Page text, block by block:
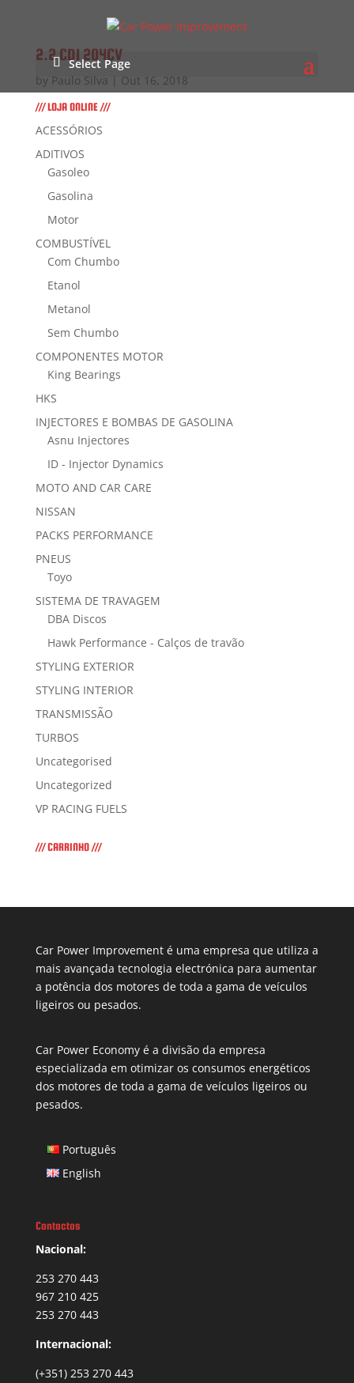
Select Page
2.2 CDI 204CV
by Paulo Silva Out 16, 2018
/// LOJA ONLINE ///
ACESSÓRIOS
ADITIVOS
Gasoleo
Gasolina
Motor
COMBUSTÍVEL
Com Chumbo
Etanol
Metanol
Sem Chumbo
COMPONENTES MOTOR
King Bearings
HKS
INJECTORES E BOMBAS DE GASOLINA
Asnu Injectores
ID - Injector Dynamics
MOTO AND CAR CARE
NISSAN
PACKS PERFORMANCE
PNEUS
Toyo
SISTEMA DE TRAVAGEM
DBA Discos
Hawk Performance - Calços de travão
STYLING EXTERIOR
STYLING INTERIOR
TRANSMISSÃO
TURBOS
Uncategorised
Uncategorized
VP RACING FUELS
/// CARRINHO ///
Car Power Improvement é uma empresa que utiliza a
mais avançada tecnologia electrónica para aumentar
a potência dos motores de toda a gama de veículos
ligeiros ou pesados.
Car Power Economy é a divisão da empresa
especializada em otimizar os consumos energéticos
dos motores de toda a gama de veículos ligeiros ou
pesados.
Português
English
Contactos
Nacional:
253 270 443
967 210 425
253 270 443
Internacional:
(+351) 253 270 443